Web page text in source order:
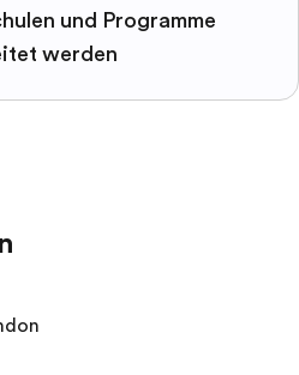
und Programme
werden